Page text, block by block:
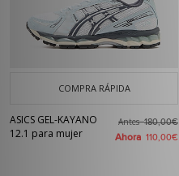
COMPRA RÁPIDA
ASICS GEL-KAYANO
12.1 para mujer
Antes180,00€
Ahora 110,00€